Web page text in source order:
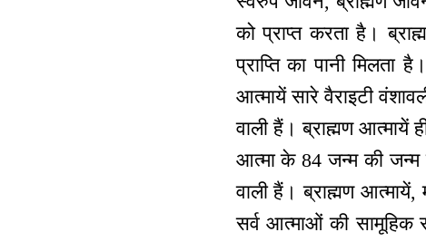
को प्राप्त करता है।
प्राप्ति का पानी मिलता
आत्मायें सारे वैराइटी
वाली हैं। ब्राह्मण आत्मायें
आत्मा के 84 जन्म की जन्म
वाली हैं। ब्राह्मण आत्मायें,
सर्व आत्माओं की सामूहिक